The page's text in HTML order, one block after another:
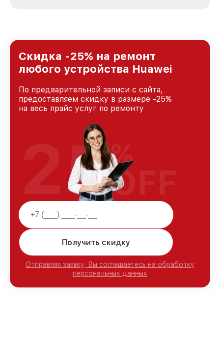
Санкт-Петербурге, постоянно повышая
уровень доверия и лояльности наших
клиентов.
Скидка -25% на ремонт
любого устройства Huawei
По предварительной записи с сайта,
предоставляем скидку в размере -25%
на весь прайс услуг по ремонту
Получить скидку
Отправляя заявку, Вы соглашаетесь на обработку
персональных данных
25%
OFF